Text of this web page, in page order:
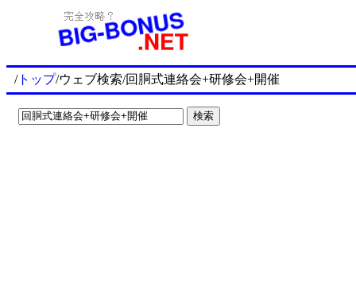
/トップ/ウェブ検索/回胴式連絡会+研修会+開催